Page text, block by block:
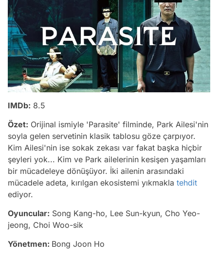
IMDb: 8.5
Özet: Orijinal ismiyle 'Parasite' filminde, Park Ailesi'nin
soyla gelen servetinin klasik tablosu göze çarpıyor.
Kim Ailesi'nin ise sokak zekası var fakat başka hiçbir
şeyleri yok... Kim ve Park ailelerinin kesişen yaşamları
bir mücadeleye dönüşüyor. İki ailenin arasındaki
mücadele adeta, kırılgan ekosistemi yıkmakla tehdit
ediyor.
Oyuncular: Song Kang-ho, Lee Sun-kyun, Cho Yeo-
jeong, Choi Woo-sik
Yönetmen: Bong Joon Ho